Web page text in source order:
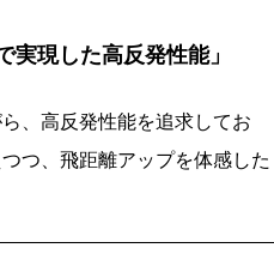
実現した高反発性能」
、高反発性能を追求してお
つ、飛距離アップを体感した